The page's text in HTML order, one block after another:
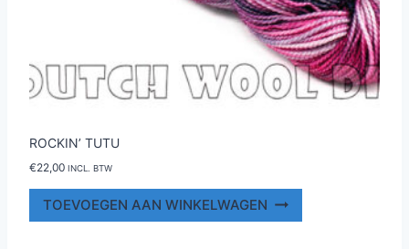
ROCKIN’ TUTU
€22,00 INCL. BTW
TOEVOEGEN AAN WINKELWAGEN